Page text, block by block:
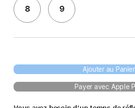
8 9
Ajouter au Panier
Payer avec Apple